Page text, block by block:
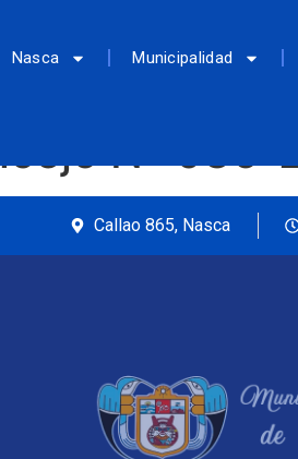
Nasca Municipalidad
Nº
Callao 865, Nasca